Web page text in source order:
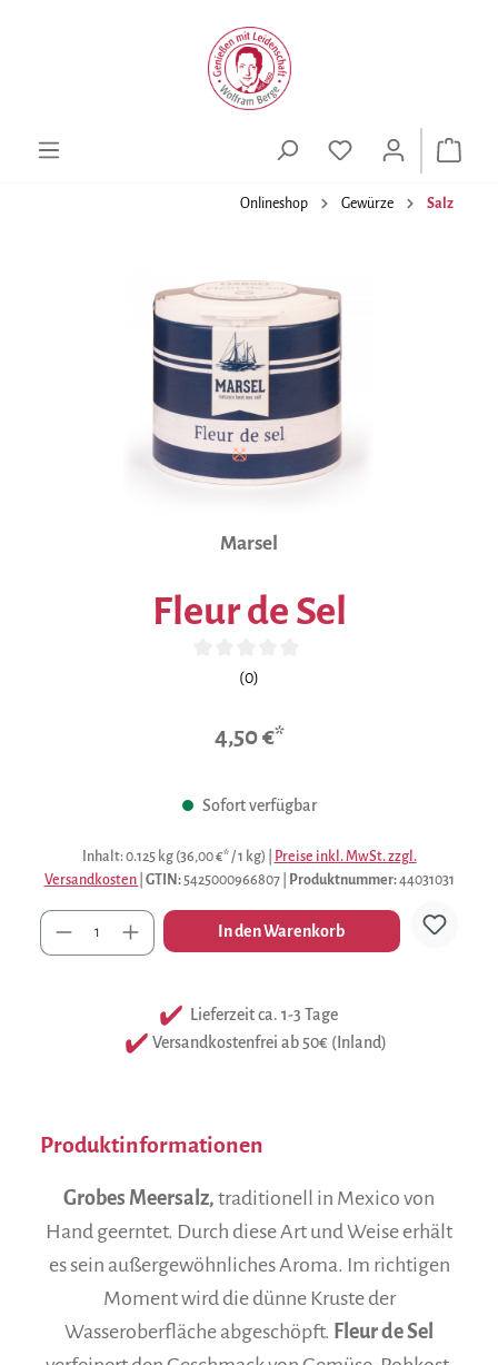
Onlineshop Gewürze Salz
Marsel
Fleur de Sel
Durchschnittliche Bewertung von 0 von 5 Sternen
(0)
4,50 €*
Sofort verfügbar
Inhalt: 0.125 kg (36,00 €* / 1 kg)
Preise inkl. MwSt. zzgl.
Versandkosten GTIN: 5425000966807 Produktnummer:44031031
Anzahl In den Warenkorb
Lieferzeit ca. 1-3 Tage
Versandkostenfrei ab 50€ (Inland)
Produktinformationen
Grobes Meersalz, traditionell in Mexico von
Hand geerntet. Durch diese Art und Weise erhält
es sein außergewöhnliches Aroma. Im richtigen
Moment wird die dünne Kruste der
Wasseroberfläche abgeschöpft. Fleur de Sel